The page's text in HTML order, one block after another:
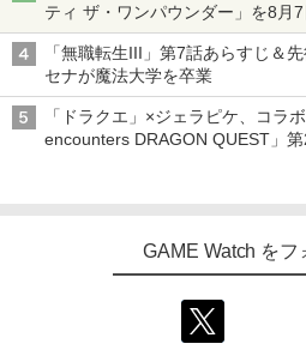
ティ ザ・ワンパウンダー」を8月
「特製ガーリックマヨソース」を
「無職転生III」第7話あらすじ＆
セナが魔法大学を卒業
「ドラクエ」×ジェラピケ、コラ
encounters DRAGON QUEST」
GAME Watch をフ